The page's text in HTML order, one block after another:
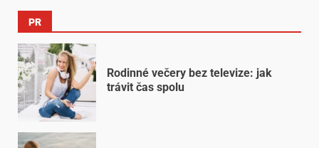
PR
Rodinné večery bez televize: jak
trávit čas spolu